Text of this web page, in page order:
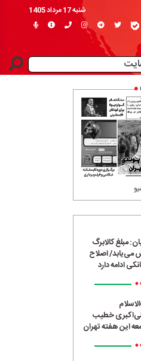
شنبه 17 مرداد 1405
مبلغ کالابرگ
می‌یابد/ اصلاح
ادامه دارد
خطیب
این هفته تهران